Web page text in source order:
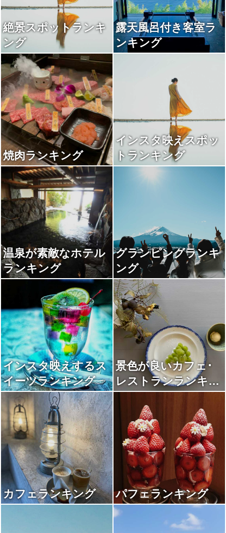
絶景スポットランキ
ング
露天風呂付き客室ラ
ンキング
焼肉ランキング
インスタ映えスポッ
トランキング
温泉が素敵なホテル
ランキング
グランピングランキ
ング
インスタ映えするス
イーツランキング
景色が良いカフェ･
レストランランキン
カフェランキング パフェランキング